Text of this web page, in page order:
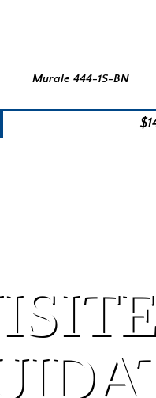
Murale 444-1S-BN
$